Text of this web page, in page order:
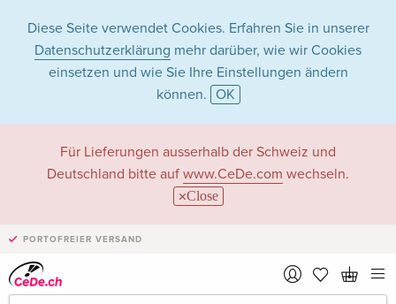
Diese Seite verwendet Cookies. Erfahren Sie in unserer
Datenschutzerklärung mehr darüber, wie wir Cookies
einsetzen und wie Sie Ihre Einstellungen ändern
können. OK
Für Lieferungen ausserhalb der Schweiz und
Deutschland bitte auf www.CeDe.com wechseln.
Close
PORTOFREIER VERSAND